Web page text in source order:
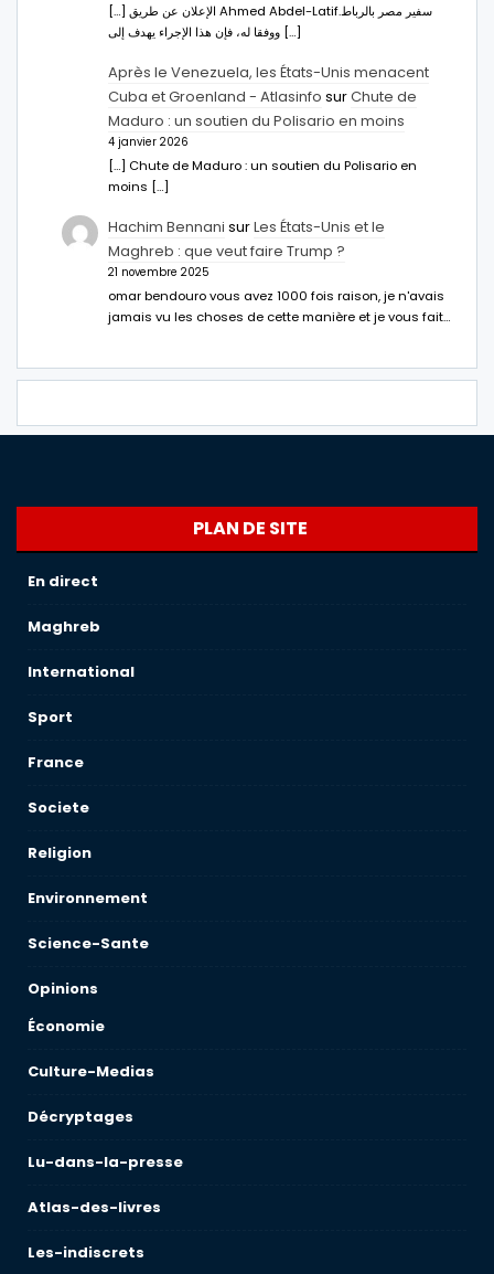
[…] الإعلان عن طريق Ahmed Abdel-Latifسفير مصر بالرباط.
ووفقا له، فإن هذا الإجراء يهدف إلى […]
Après le Venezuela, les États-Unis menacent
Cuba et Groenland - Atlasinfo surChute de
Maduro : un soutien du Polisario en moins
4 janvier 2026
[…] Chute de Maduro : un soutien du Polisario en
moins […]
Hachim Bennani surLes États-Unis et le
Maghreb : que veut faire Trump ?
21 novembre 2025
omar bendouro vous avez 1000 fois raison, je n'avais
jamais vu les choses de cette manière et je vous fait…
PLAN DE SITE
En direct
Maghreb
International
Sport
France
Societe
Religion
Environnement
Science-Sante
Opinions
Économie
Culture-Medias
Décryptages
Lu-dans-la-presse
Atlas-des-livres
Les-indiscrets